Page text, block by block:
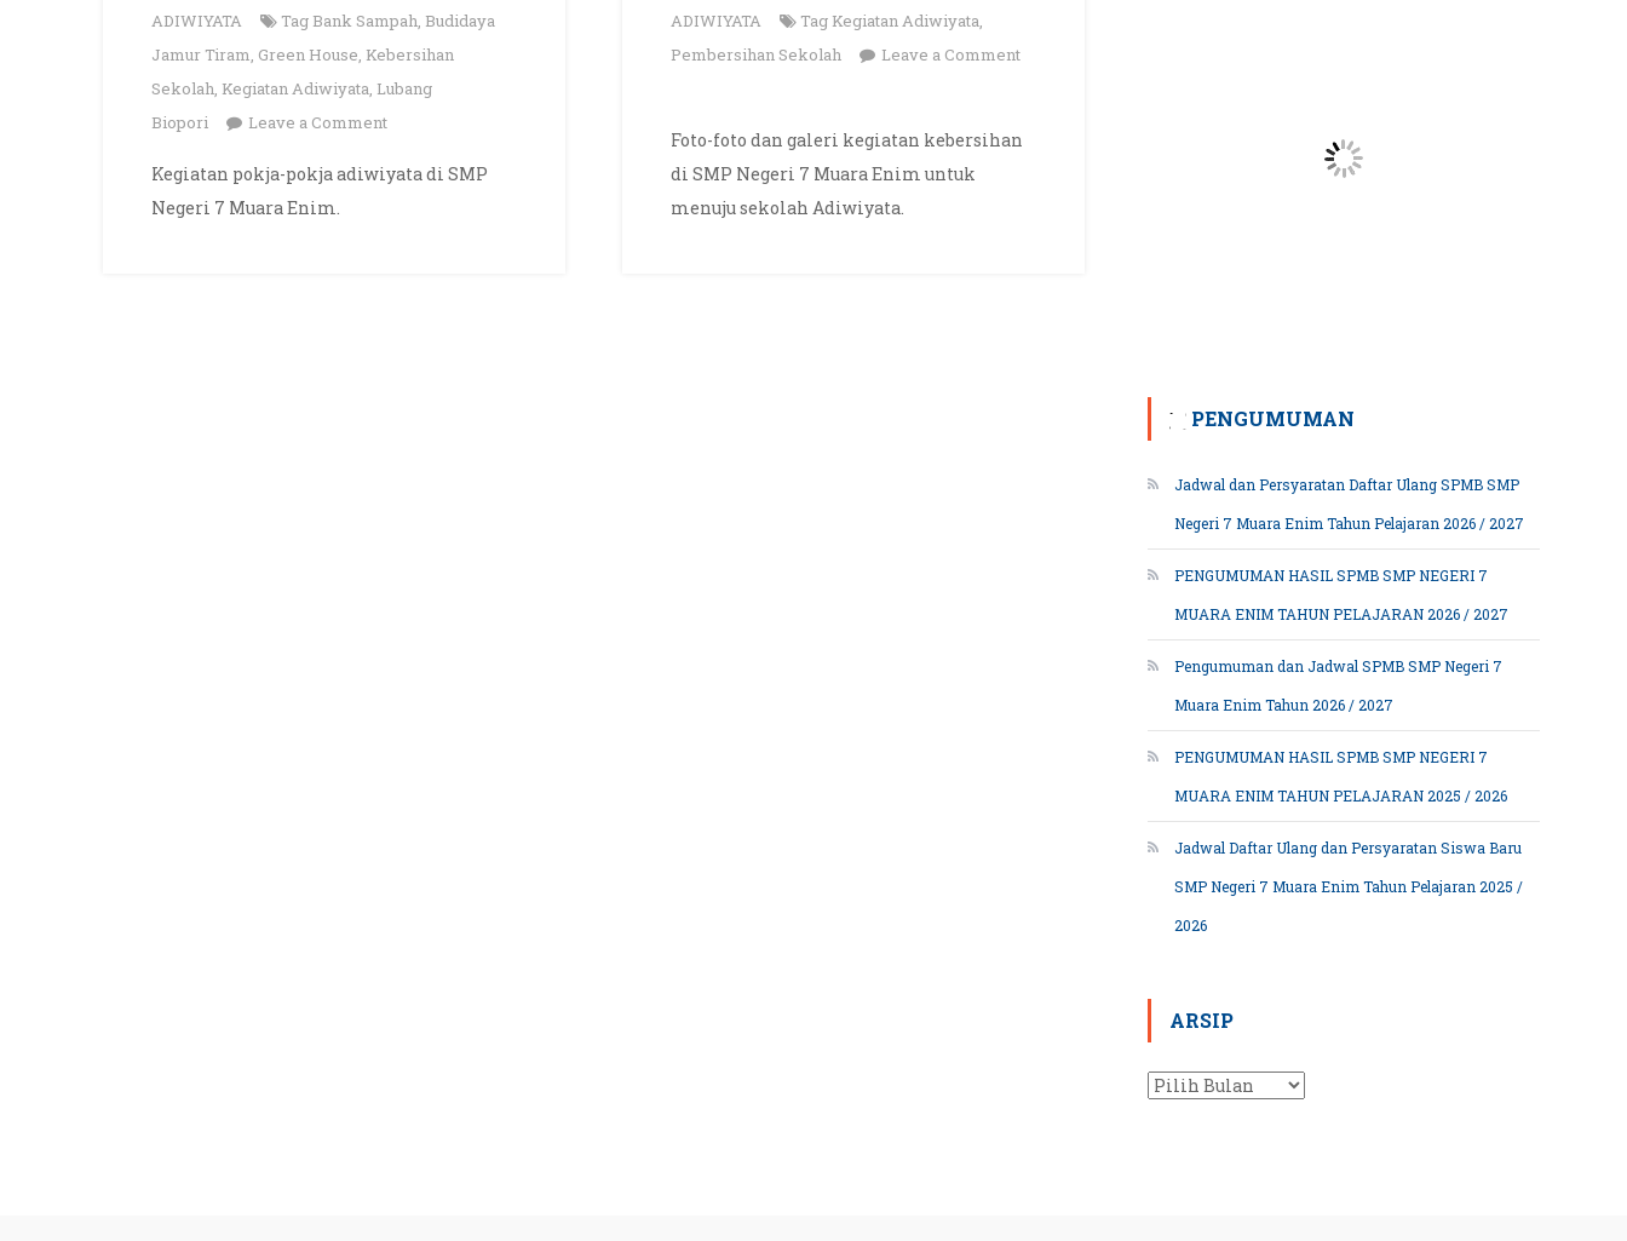
ADIWIYATA
Tag Bank Sampah, Budidaya
Jamur Tiram, Green House, Kebersihan
Sekolah, Kegiatan Adiwiyata, Lubang
Biopori
Leave a Commenton
Kegiatan
Kegiatan pokja-pokja adiwiyata di SMP
Negeri 7 Muara Enim.
ADIWIYATA
Tag Kegiatan Adiwiyata,
Pembersihan Sekolah
Leave a Comment
Kegiatan
Kebersihan
Menuju
Foto-foto dan galeri kegiatan kebersihan
di SMP Negeri 7 Muara Enim untuk
menuju sekolah Adiwiyata.
PENGUMUMAN
Jadwal dan Persyaratan Daftar Ulang SPMB SMP
Negeri 7 Muara Enim Tahun Pelajaran 2026 / 2027
PENGUMUMAN HASIL SPMB SMP NEGERI 7
MUARA ENIM TAHUN PELAJARAN 2026 / 2027
Pengumuman dan Jadwal SPMB SMP Negeri 7
Muara Enim Tahun 2026 / 2027
PENGUMUMAN HASIL SPMB SMP NEGERI 7
MUARA ENIM TAHUN PELAJARAN 2025 / 2026
Jadwal Daftar Ulang dan Persyaratan Siswa Baru
SMP Negeri 7 Muara Enim Tahun Pelajaran 2025 /
2026
ARSIP
Arsip